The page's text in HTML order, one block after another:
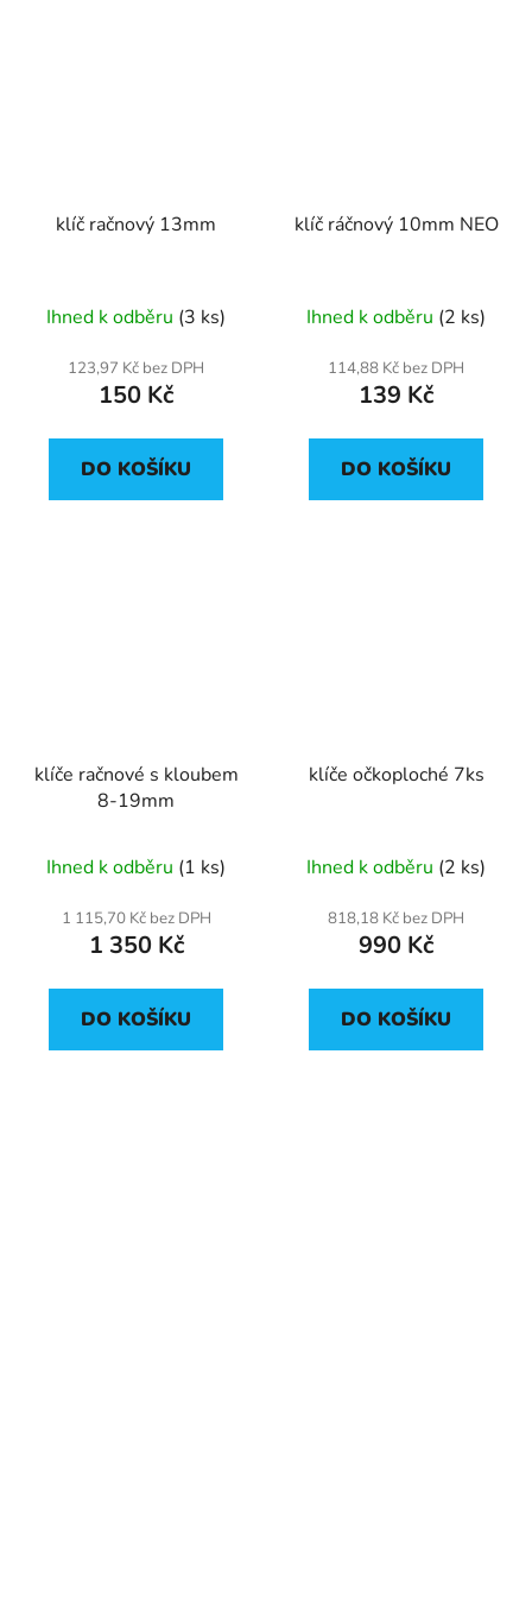
klíč račnový 13mm
Ihned k odběru (3 ks)
123,97 Kč bez DPH
150 Kč
DO KOŠÍKU
klíč ráčnový 10mm NEO
Ihned k odběru (2 ks)
114,88 Kč bez DPH
139 Kč
DO KOŠÍKU
klíče račnové s kloubem
8-19mm
Ihned k odběru (1 ks)
1 115,70 Kč bez DPH
1 350 Kč
DO KOŠÍKU
klíče očkoploché 7ks
Ihned k odběru (2 ks)
818,18 Kč bez DPH
990 Kč
DO KOŠÍKU